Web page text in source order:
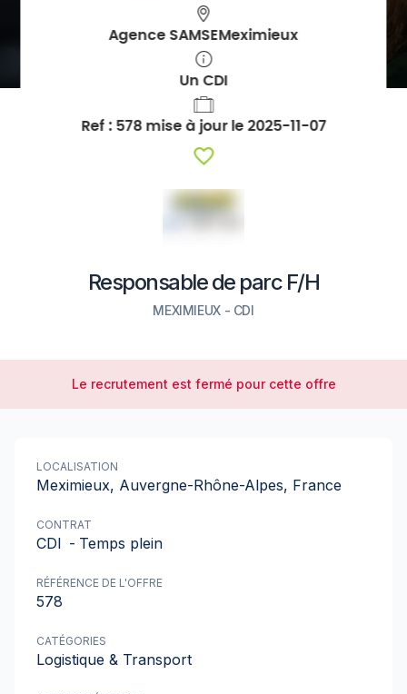
Agence SAMSEMeximieux
UnCDI
Ref : 578mise à jour le 2025-11-07
Favoris